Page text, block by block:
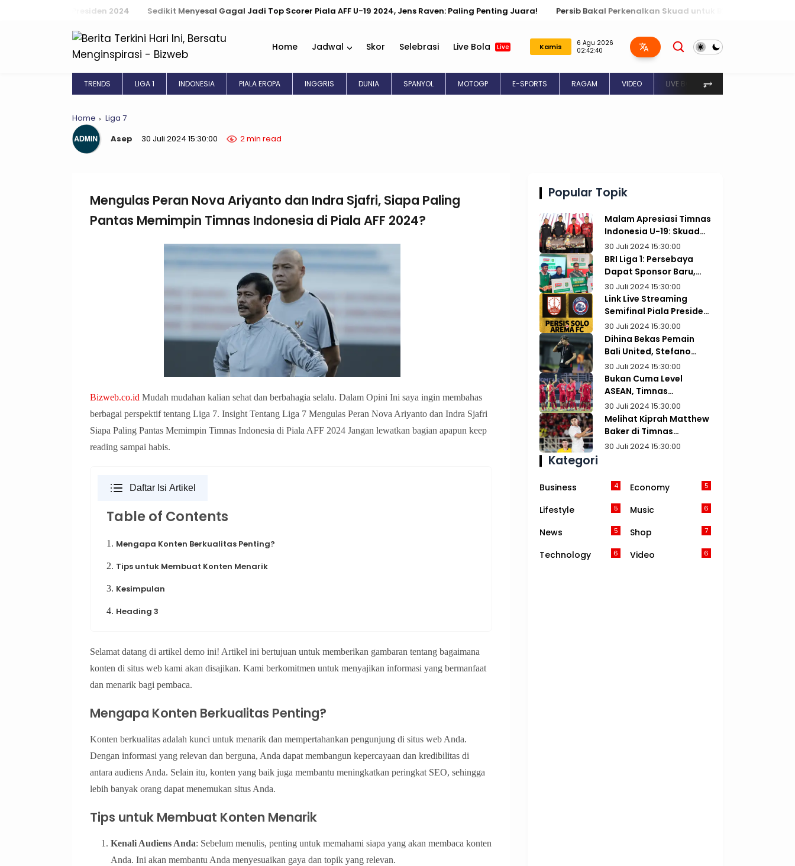
Sedikit Menyesal Gagal Jadi Top Scorer Piala AFF U-19 2024, Jens Raven: Paling Penting Juara! Persib Bakal Perkenalkan Skuad untuk BRI Liga 1 2024 / 2025 dengan Tema
Home Jadwal Skor Selebrasi Live Bola Live Kamis
6 Agu 2026
02:42:41
TRENDS LIGA 1 INDONESIA PIALA EROPA INGGRIS DUNIA SPANYOL MOTOGP E-SPORTS RAGAM VIDEO LIVE BOLA ⥅
Home
Liga 7
Asep
30 Juli 2024 15:30:00 2 min read
Mengulas Peran Nova Ariyanto dan Indra Sjafri, Siapa Paling
Pantas Memimpin Timnas Indonesia di Piala AFF 2024?
Bizweb.co.id Mudah mudahan kalian sehat dan berbahagia selalu. Dalam Opini Ini saya ingin membahas
berbagai perspektif tentang Liga 7. Insight Tentang Liga 7 Mengulas Peran Nova Ariyanto dan Indra Sjafri
Siapa Paling Pantas Memimpin Timnas Indonesia di Piala AFF 2024 Jangan lewatkan bagian apapun keep
reading sampai habis.
Daftar Isi Artikel
Table of Contents
1. Mengapa Konten Berkualitas Penting?
2. Tips untuk Membuat Konten Menarik
3. Kesimpulan
4. Heading 3
Selamat datang di artikel demo ini! Artikel ini bertujuan untuk memberikan gambaran tentang bagaimana
konten di situs web kami akan disajikan. Kami berkomitmen untuk menyajikan informasi yang bermanfaat
dan menarik bagi pembaca.
Mengapa Konten Berkualitas Penting?
Konten berkualitas adalah kunci untuk menarik dan mempertahankan pengunjung di situs web Anda.
Dengan informasi yang relevan dan berguna, Anda dapat membangun kepercayaan dan kredibilitas di
antara audiens Anda. Selain itu, konten yang baik juga membantu meningkatkan peringkat SEO, sehingga
lebih banyak orang dapat menemukan situs Anda.
Tips untuk Membuat Konten Menarik
Kenali Audiens Anda: Sebelum menulis, penting untuk memahami siapa yang akan membaca konten
Anda. Ini akan membantu Anda menyesuaikan gaya dan topik yang relevan.
Popular Topik
Malam Apresiasi Timnas
Indonesia U-19: Skuad
Garuda Nusantara
Dapat Bonus Rp1 Miliar
30 Juli 2024 15:30:00
BRI Liga 1: Persebaya
Dapat Sponsor Baru,
Teken Kontrak sampai
Usia 100 Tahun
30 Juli 2024 15:30:00
Link Live Streaming
Semifinal Piala Presiden
2024 di Vidio: Persis Vs
Arema
30 Juli 2024 15:30:00
Dihina Bekas Pemain
Bali United, Stefano
Cugurra Teco: Dia
Kurang Ajar, Pemalas,
dan Tidak Paham Taktik
30 Juli 2024 15:30:00
Bukan Cuma Level
ASEAN, Timnas
Indonesia U-19
Diharapkan Ukir
Prestasi di Kancah Asia
30 Juli 2024 15:30:00
Melihat Kiprah Matthew
Baker di Timnas
Indonesia U-16: Tampil
30 Juli 2024 15:30:00
Kategori
Business 4 Economy 5
Lifestyle 5 Music 6
News 5 Shop 7
Technology 6 Video 6